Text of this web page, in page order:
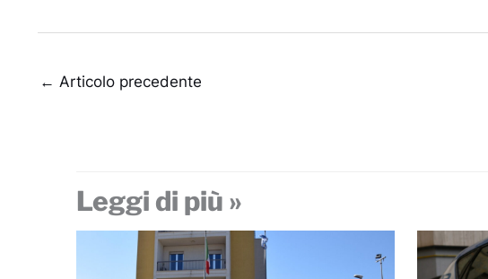
← Articolo precedente
Leggi di più »